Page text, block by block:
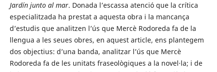
Jardín junto al mar. Donada l’escassa atenció que la crítica
especialitzada ha prestat a aquesta obra i la mancança
d’estudis que analitzen l’ús que Mercè Rodoreda fa de la
llengua a les seues obres, en aquest article, ens plantegem
dos objectius: d’una banda, analitzar l’ús que Mercè
Rodoreda fa de les unitats fraseològiques a la novel·la; i de